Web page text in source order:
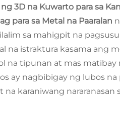
3D na Kuwarto para sa
para sa Metal na Paaralan
sa mahigpit na
na istraktura kasama ang
na tipunan at mas matibay
ay nagbibigay ng lubos na
karaniwang nararanasan